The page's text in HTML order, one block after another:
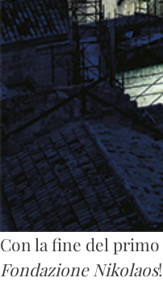
Con la fine del
Fondazione Nikolaos